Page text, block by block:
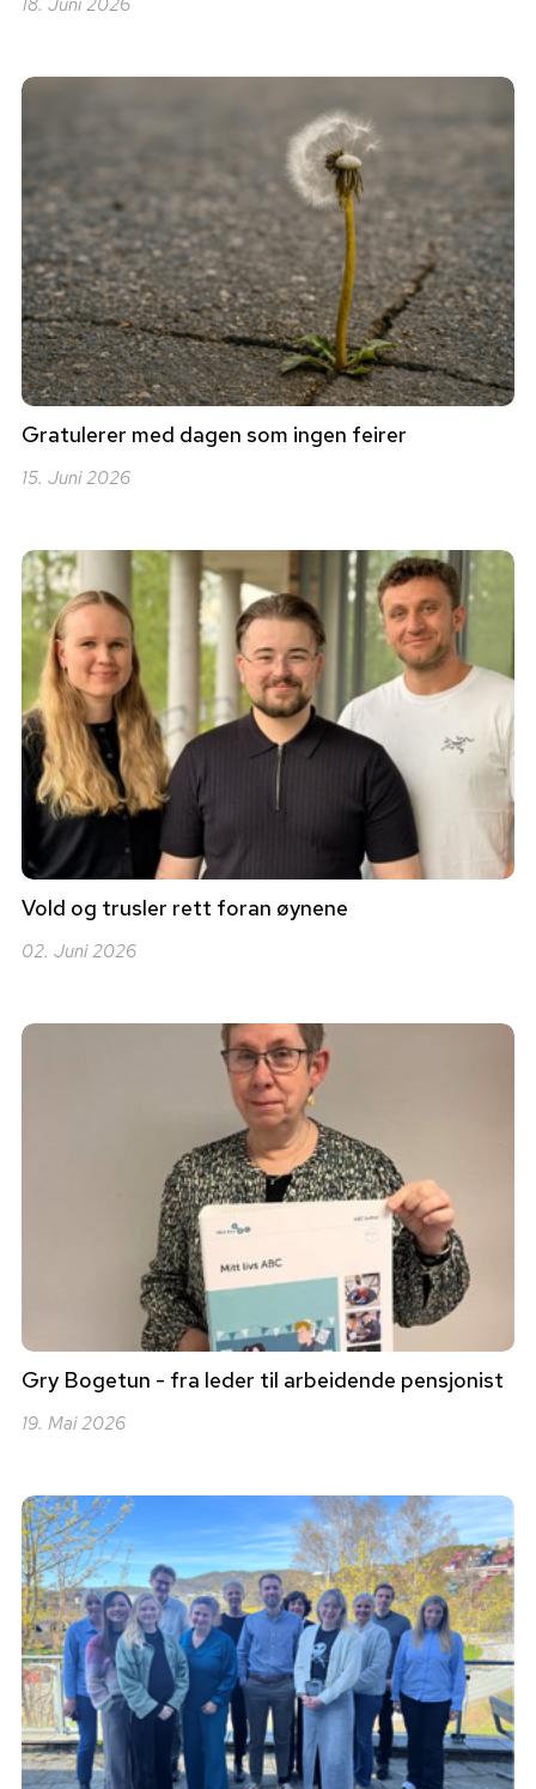
18. Juni 2026
Gratulerer med dagen som ingen feirer
15. Juni 2026
Vold og trusler rett foran øynene
02. Juni 2026
Gry Bogetun - fra leder til arbeidende pensjonist
19. Mai 2026